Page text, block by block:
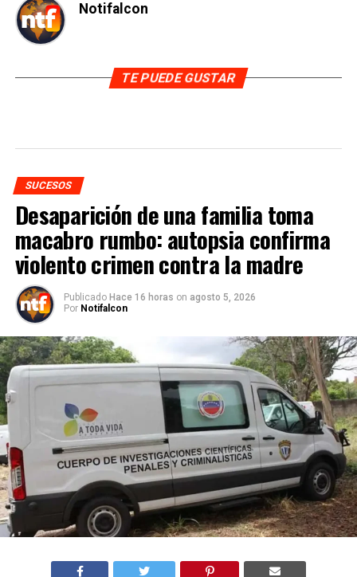
Notifalcon
TE PUEDE GUSTAR
SUCESOS
Desaparición de una familia toma
macabro rumbo: autopsia confirma
violento crimen contra la madre
Publicado Hace 16 horas on agosto 5, 2026
Por Notifalcon